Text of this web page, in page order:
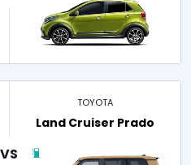
TOYOTA
Land Cruiser Prado